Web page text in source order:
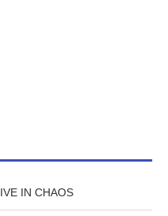
IN CHAOS